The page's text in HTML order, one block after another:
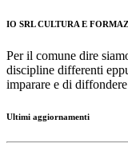
IO SRL CULTURA E
Per il comune dire
discipline differenti
imparare e di
Ultimi aggiornamenti